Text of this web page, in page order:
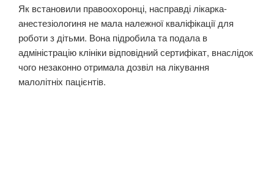
Як встановили правоохоронці, насправді лікарка-
анестезіологиня не мала належної кваліфікації для
роботи з дітьми. Вона підробила та подала в
адміністрацію клініки відповідний сертифікат, внаслідок
чого незаконно отримала дозвіл на лікування
малолітніх пацієнтів.